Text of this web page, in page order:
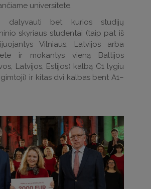
universitete.
dalyvauti bet kurios studijų
skyriaus studentai (taip pat iš
Vilniaus, Latvijos arba
ir mokantys vieną Baltijos
Latvijos, Estijos) kalbą C1 lygiu
ir kitas dvi kalbas bent A1–